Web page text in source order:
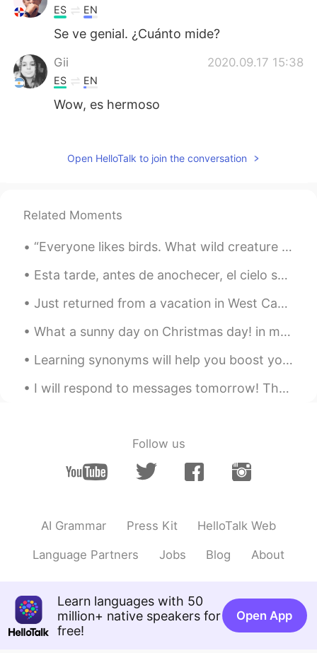
ES EN
Se ve genial. ¿Cuánto mide?
Gii 2020.09.17 15:38
ES EN
Wow, es hermoso
Roxy
ES EN
😍
Dorinka 2020.09.17 15:27
Que gran árbol 😱
Open HelloTalk to join the conversation
Related Moments
“Everyone likes birds. What wild creature is more accessible to our eyes and ears, as close to us...
Esta tarde, antes de anochecer, el cielo se convirtió a varios tonos de rosado y azul. Las nubes...
Just returned from a vacation in West Canada. This place is like heaven. Here is some of my photo...
What a sunny day on Christmas day! in my region, which is in southeast asia, we do not have any o...
Learning synonyms will help you boost your English dramatically. 💖💗 so, let's learn some synonyms...
I will respond to messages tomorrow! There are so many of you it take a while. I will be sharin...
Follow us
AI Grammar Press Kit HelloTalk Web
Language Partners Jobs Blog About
Learn languages with 50
million+ native speakers for
free!
Open App